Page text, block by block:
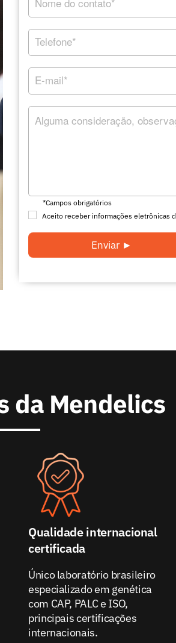
*Campos obrigatórios
Aceito receber informações eletrônicas
da Mendelics
Qualidade internacional
certificada
Único laboratório brasileiro
especializado em genética
com CAP, PALC e ISO,
principais certificações
internacionais.